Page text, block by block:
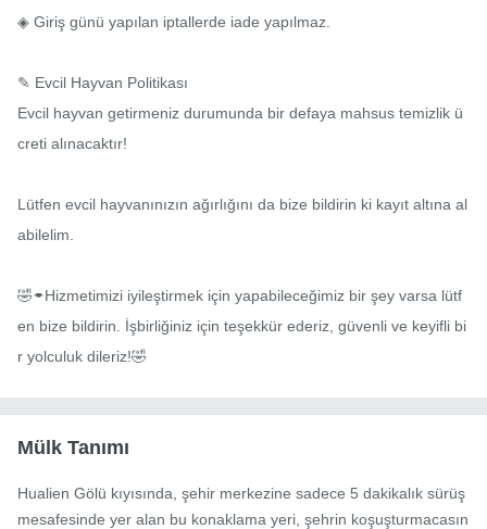
◈ Giriş günü yapılan iptallerde iade yapılmaz.
✎ Evcil Hayvan Politikası
Evcil hayvan getirmeniz durumunda bir defaya mahsus temizlik ü
creti alınacaktır!
Lütfen evcil hayvanınızın ağırlığını da bize bildirin ki kayıt altına al
abilelim.
🤣🠿Hizmetimizi iyileştirmek için yapabileceğimiz bir şey varsa lütf
en bize bildirin. İşbirliğiniz için teşekkür ederiz, güvenli ve keyifli bi
r yolculuk dileriz!🤣
Mülk Tanımı
Hualien Gölü kıyısında, şehir merkezine sadece 5 dakikalık sürüş
mesafesinde yer alan bu konaklama yeri, şehrin koşuşturmacasın